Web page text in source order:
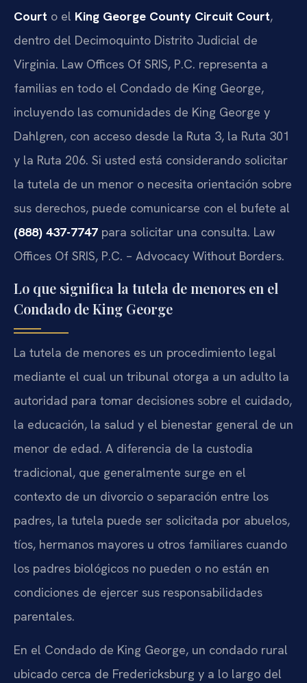
Court o el King George County Circuit Court,
dentro del Decimoquinto Distrito Judicial de
Virginia. Law Offices Of SRIS, P.C. representa a
familias en todo el Condado de King George,
incluyendo las comunidades de King George y
Dahlgren, con acceso desde la Ruta 3, la Ruta 301
y la Ruta 206. Si usted está considerando solicitar
la tutela de un menor o necesita orientación sobre
sus derechos, puede comunicarse con el bufete al
(888) 437-7747 para solicitar una consulta. Law
Offices Of SRIS, P.C. – Advocacy Without Borders.
Lo que significa la tutela de menores en el
Condado de King George
La tutela de menores es un procedimiento legal
mediante el cual un tribunal otorga a un adulto la
autoridad para tomar decisiones sobre el cuidado,
la educación, la salud y el bienestar general de un
menor de edad. A diferencia de la custodia
tradicional, que generalmente surge en el
contexto de un divorcio o separación entre los
padres, la tutela puede ser solicitada por abuelos,
tíos, hermanos mayores u otros familiares cuando
los padres biológicos no pueden o no están en
condiciones de ejercer sus responsabilidades
parentales.
En el Condado de King George, un condado rural
ubicado cerca de Fredericksburg y a lo largo del